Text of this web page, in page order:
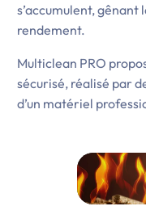
s’accumulent, gênant
rendement.
Multiclean PRO
sécurisé, réalisé par
d’un matériel